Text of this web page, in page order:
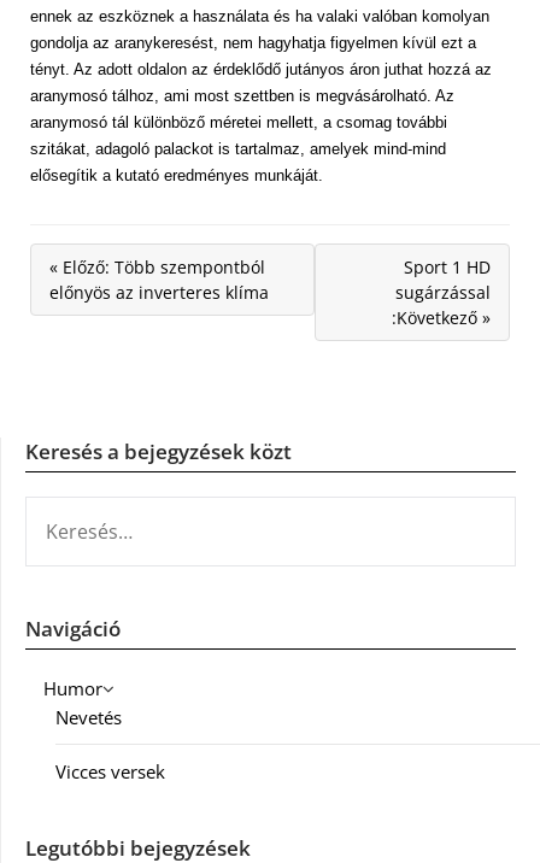
ennek az eszköznek a használata és ha valaki valóban komolyan
gondolja az aranykeresést, nem hagyhatja figyelmen kívül ezt a
tényt. Az adott oldalon az érdeklődő jutányos áron juthat hozzá az
aranymosó tálhoz, ami most szettben is megvásárolható. Az
aranymosó tál különböző méretei mellett, a csomag további
szitákat, adagoló palackot is tartalmaz, amelyek mind-mind
elősegítik a kutató eredményes munkáját.
« Előző: Több szempontból
előnyös az inverteres klíma
Sport 1 HD
sugárzással
:Következő »
Keresés a bejegyzések közt
Navigáció
Humor
Nevetés
Vicces versek
Legutóbbi bejegyzések